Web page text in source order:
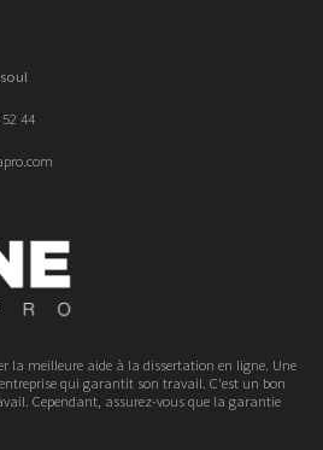
44
la meilleure aide à la dissertation en ligne. Une
qui garantit son travail. C'est un bon
Cependant, assurez-vous que la garantie